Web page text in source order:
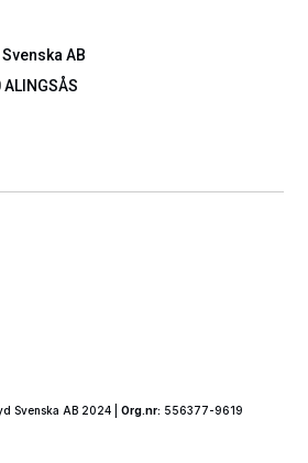
AB
Svenska AB 2024 | Org.nr: 556377-9619